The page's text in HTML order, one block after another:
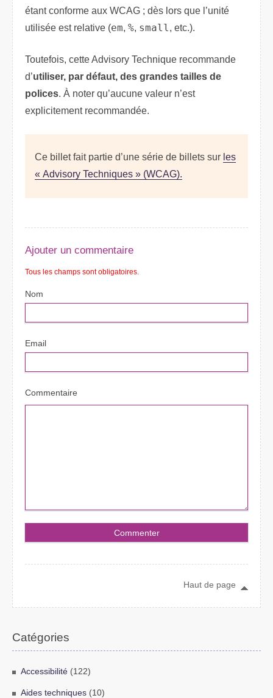
étant conforme aux WCAG ; dès lors que l’unité
utilisée est relative (em, %, small, etc.).
Toutefois, cette Advisory Technique recommande
d’utiliser, par défaut, des grandes tailles de
polices. À noter qu’aucune valeur n’est
explicitement recommandée.
Ce billet fait partie d’une série de billets sur les
« Advisory Techniques » (WCAG).
Ajouter un commentaire
Tous les champs sont obligatoires.
Nom
Email
Commentaire
Haut de page
Catégories
Accessibilité(122)
Aides techniques(10)